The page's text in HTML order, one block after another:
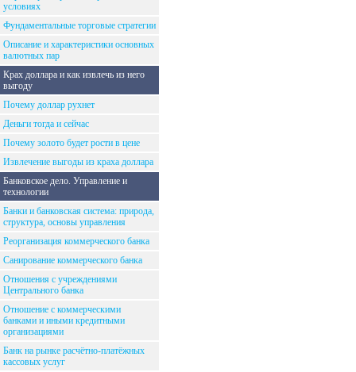
условиях
Фундаментальные торговые стратегии
Описание и характеристики основных
валютных пар
Крах доллара и как извлечь из него
выгоду
Почему доллар рухнет
Деньги тогда и сейчас
Почему золото будет рости в цене
Извлечение выгоды из краха доллара
Банковское дело. Управление и
технологии
Банки и банковская система: природа,
структура, основы управления
Реорганизация коммерческого банка
Санирование коммерческого банка
Отношения с учреждениями
Центрального банка
Отношение с коммерческими
банками и иными кредитными
организациями
Банк на рынке расчётно-платёжных
кассовых услуг